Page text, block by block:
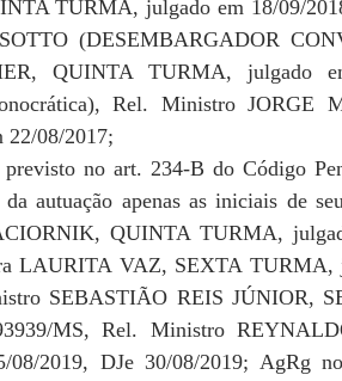
TURMA, julgado em 18/09/
(DESEMBARGADOR
QUINTA TURMA, julgado
Rel. Ministro
22/08/2017;
no art. 234-B do Código
autuação apenas as iniciais de
QUINTA TURMA,
LAURITA VAZ, SEXTA TURMA,
SEBASTIÃO REIS JÚNIOR,
MS, Rel. Ministro
08/2019, DJe 30/08/2019; AgRg